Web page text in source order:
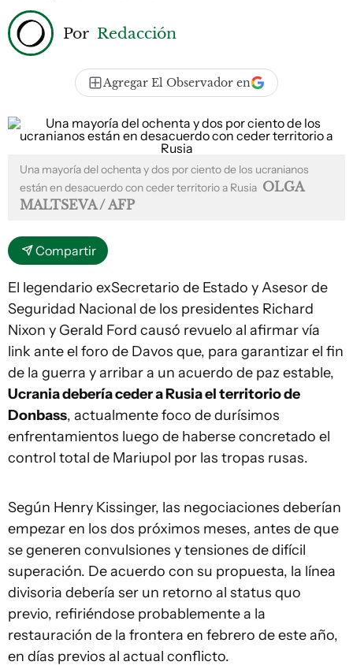
Por Redacción
Agregar El Observador en
Una mayoría del ochenta y dos por ciento de los ucranianos
están en desacuerdo con ceder territorio a Rusia OLGA
MALTSEVA / AFP
Compartir
El legendario exSecretario de Estado y Asesor de
Seguridad Nacional de los presidentes Richard
Nixon y Gerald Ford causó revuelo al afirmar vía
link ante el foro de Davos que, para garantizar el fin
de la guerra y arribar a un acuerdo de paz estable,
Ucrania debería ceder a Rusia el territorio de
Donbass, actualmente foco de durísimos
enfrentamientos luego de haberse concretado el
control total de Mariupol por las tropas rusas.
Según Henry Kissinger, las negociaciones deberían
empezar en los dos próximos meses, antes de que
se generen convulsiones y tensiones de difícil
superación. De acuerdo con su propuesta, la línea
divisoria debería ser un retorno al status quo
previo, refiriéndose probablemente a la
restauración de la frontera en febrero de este año,
en días previos al actual conflicto.